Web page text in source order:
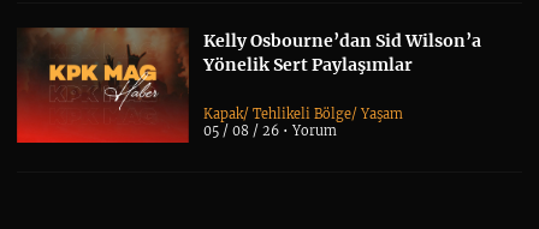
Kelly Osbourne’dan Sid Wilson’a
Yönelik Sert Paylaşımlar
Kapak/Tehlikeli Bölge/Yaşam
05 / 08 / 26 •Yorum